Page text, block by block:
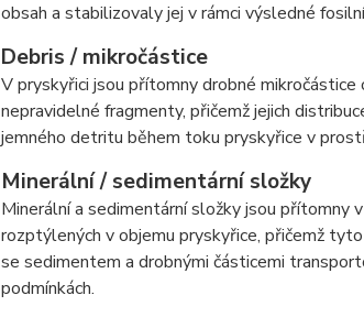
obsah a stabilizovaly jej v rámci výsledné
Debris / mikročástice
V pryskyřici jsou přítomny drobné
nepravidelné fragmenty, přičemž jejich
jemného detritu během toku pryskyřice v
Minerální / sedimentární složky
Minerální a sedimentární složky jsou přítomny
rozptýlených v objemu pryskyřice, přičemž
se sedimentem a drobnými částicemi
podmínkách.